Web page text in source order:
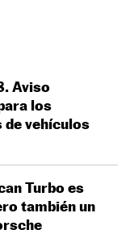
Aviso
los
vehículos
Turbo es
también un